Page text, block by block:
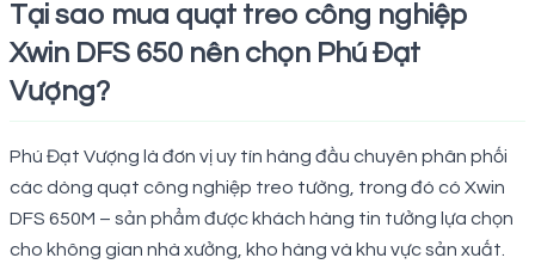
Tại sao mua quạt treo công nghiệp
Xwin DFS 650 nên chọn Phú Đạt
Vượng?
Phú Đạt Vượng là đơn vị uy tín hàng đầu chuyên phân phối
các dòng quạt công nghiệp treo tường, trong đó có Xwin
DFS 650M – sản phẩm được khách hàng tin tưởng lựa chọn
cho không gian nhà xưởng, kho hàng và khu vực sản xuất.